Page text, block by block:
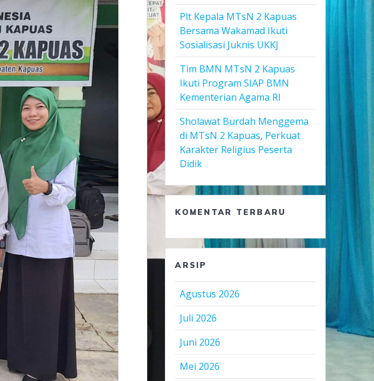
Plt Kepala MTsN 2 Kapuas
Bersama Wakamad Ikuti
Sosialisasi Juknis UKKJ
Tim BMN MTsN 2 Kapuas
Ikuti Program SIAP BMN
Kementerian Agama RI
Sholawat Burdah Menggema
di MTsN 2 Kapuas, Perkuat
Karakter Religius Peserta
Didik
KOMENTAR TERBARU
ARSIP
Agustus 2026
Juli 2026
Juni 2026
Mei 2026